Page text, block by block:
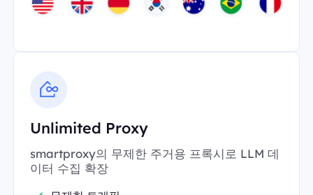
Unlimited Proxy
smartproxy의 무제한 주거용 프록시로 LLM 데
이터 수집 확장